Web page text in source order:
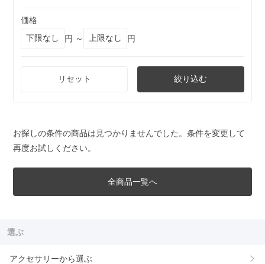
価格
円 ～
円
リセット 絞り込む
お探しの条件の商品は見つかりませんでした。条件を変更して
再度お試しください。
全商品一覧へ
選ぶ
アクセサリーから選ぶ